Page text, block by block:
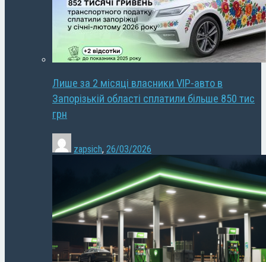
Лише за 2 місяці власники VIP-авто в
Запорізькій області сплатили більше 850 тис
грн
zapsich, 26/03/2026